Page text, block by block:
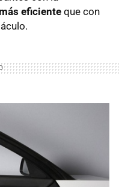
más eficiente que con